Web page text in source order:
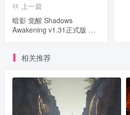
上一篇
暗影 觉醒 Shadows
Awakening v1.31正式版 官
相关推荐